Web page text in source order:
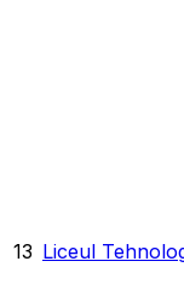
13 Liceul